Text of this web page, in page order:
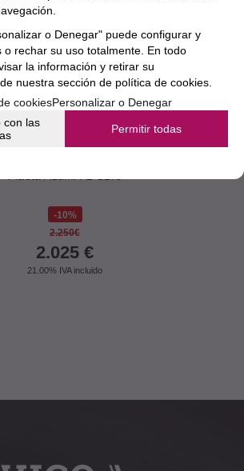
10%
2.250€
2.025 €
21.00% IVA incluido
o Denegar" puede configurar y
o rechar su uso totalmente. En todo
la información y retirar su
nuestra sección de política de cookies.
cookiesPersonalizar o Denegar
con las
Permitir todas